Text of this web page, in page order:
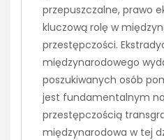
przepuszczalne, prawo
kluczową rolę w
przestępczości.
międzynarodowego
poszukiwanych osób
jest fundamentalnym
przestępczością
międzynarodowa w tej